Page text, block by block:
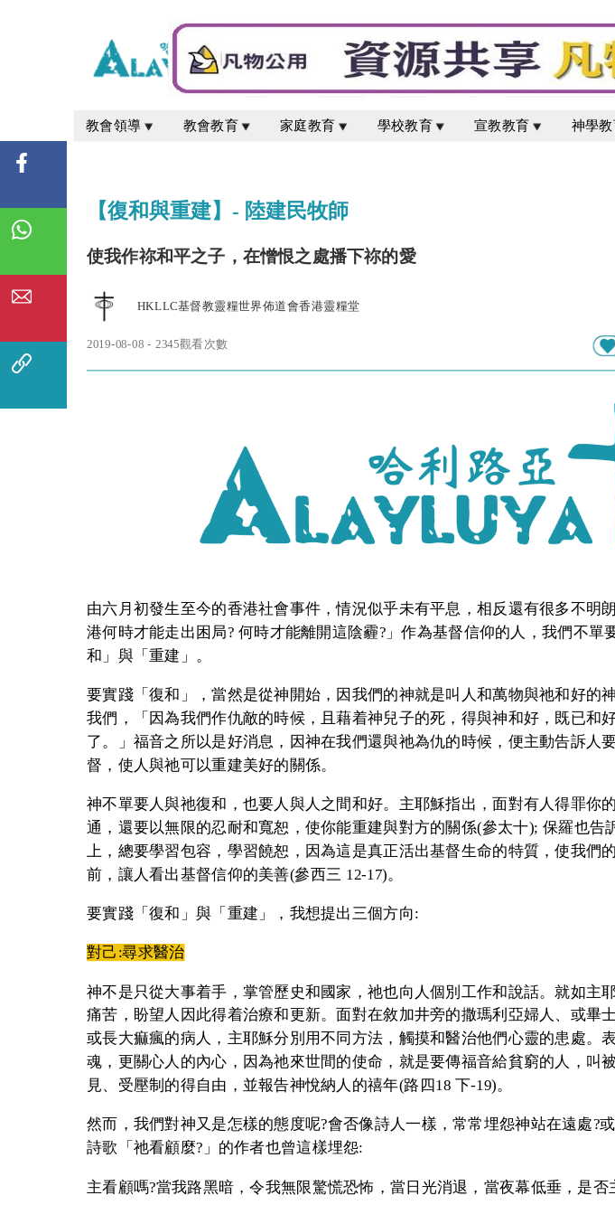
教會領導 教會教育 家庭教育 學校教育 宣教教育 神學
【復和與重建】- 陸建民牧師
使我作祢和平之子，在憎恨之處播下祢的愛
HKLLC基督教靈糧世界佈道會香港靈糧堂
2019-08-08 - 2345觀看次數
由六月初發生至今的香港社會事件，情況似乎未有平息，相反還有很多不明
港何時才能走出困局? 何時才能離開這陰霾?」作為基督信仰的人，我們不單
和」與「重建」。
要實踐「復和」，當然是從神開始，因我們的神就是叫人和萬物與祂和好的
我們，「因為我們作仇敵的時候，且藉着神兒子的死，得與神和好，既已和
了。」福音之所以是好消息，因神在我們還與祂為仇的時候，便主動告訴人
督，使人與祂可以重建美好的關係。
神不單要人與祂復和，也要人與人之間和好。主耶穌指出，面對有人得罪你
通，還要以無限的忍耐和寬恕，使你能重建與對方的關係(參太十); 保羅也告
上，總要學習包容，學習饒恕，因為這是真正活出基督生命的特質，使我們
前，讓人看出基督信仰的美善(參西三 12-17)。
要實踐「復和」與「重建」，我想提出三個方向:
對己:尋求醫治
神不是只從大事着手，掌管歷史和國家，祂也向人個別工作和說話。就如主
痛苦，盼望人因此得着治療和更新。面對在敘加井旁的撒瑪利亞婦人、或畢
或長大痲瘋的病人，主耶穌分別用不同方法，觸摸和醫治他們心靈的患處。
魂，更關心人的內心，因為祂來世間的使命，就是要傳福音給貧窮的人，叫
見、受壓制的得自由，並報告神悅納人的禧年(路四18 下-19)。
然而，我們對神又是怎樣的態度呢?會否像詩人一樣，常常埋怨神站在遠處?
詩歌「祂看顧麼?」的作者也曾這樣埋怨:
主看顧嗎?當我路黑暗，令我無限驚慌恐怖，當日光消退，當夜幕低垂，是否